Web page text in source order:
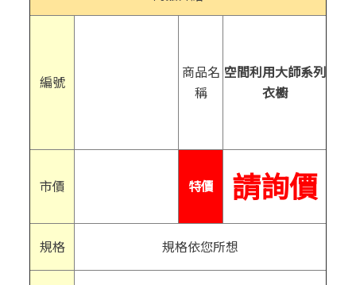
編號
商品名
稱
空間利用大師系列
衣櫥
市價 特價 請詢價
規格 規格依您所想